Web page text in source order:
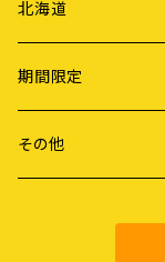
国際社会
ライフスタイル
労働
詩
北海道
期間限定
謝恩セール
その他